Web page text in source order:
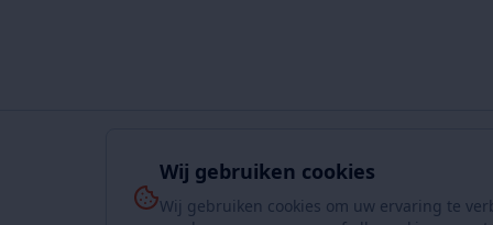
Wij gebruiken cookies
Wij gebruiken cookies om uw ervaring te